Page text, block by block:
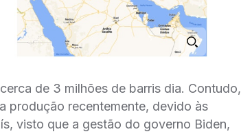
de 3 milhões de barris dia. Contudo,
produção recentemente, devido às
visto que a gestão do governo Biden,